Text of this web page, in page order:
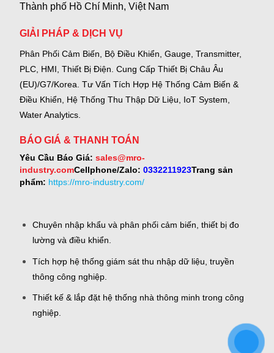
Thành phố Hồ Chí Minh, Việt Nam
GIẢI PHÁP & DỊCH VỤ
Phân Phối Cảm Biến, Bộ Điều Khiển, Gauge, Transmitter,
PLC, HMI, Thiết Bị Điện. Cung Cấp Thiết Bị Châu Âu
(EU)/G7/Korea. Tư Vấn Tích Hợp Hệ Thống Cảm Biến &
Điều Khiển, Hệ Thống Thu Thập Dữ Liệu, IoT System,
Water Analytics.
BÁO GIÁ & THANH TOÁN
Yêu Cầu Báo Giá: sales@mro-
industry.comCellphone/Zalo: 0332211923Trang sản
phẩm: https://mro-industry.com/
Chuyên nhập khẩu và phân phối cảm biến, thiết bị đo
lường và điều khiển.
Tích hợp hệ thống giám sát thu nhập dữ liệu, truyền
thông công nghiệp.
Thiết kế & lắp đặt hệ thống nhà thông minh trong công
nghiệp.